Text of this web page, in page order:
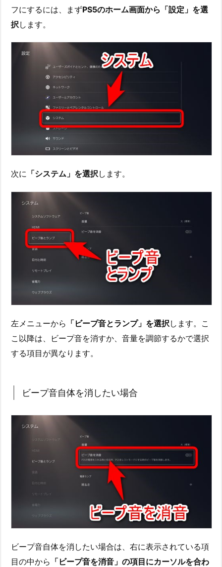
フにするには、まずPS5のホーム画面から「設定」を選
択 します。
次に 「システム」を選択します。
左メニューから 「ビープ音とランプ」を選択 します。こ
こ以降は、ビープ音を消すか、音量を調節するかで選択
する項目が異なります。
ビープ音自体を消したい場合
ビープ音自体を消したい場合は、右に表示されている項
目の中から 「ビープ音を消音」の項目にカーソルを合わ